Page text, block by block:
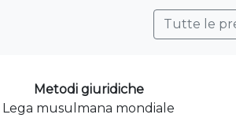
Tutte le
Metodi giuridiche
Lega musulmana mondiale